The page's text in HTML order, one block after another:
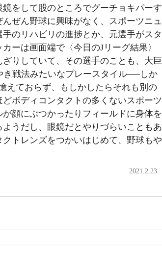
をして股のところでグーチョキパーす
ぜん野球に興味がなく、スポーツニュ
のリハビリの進捗とか、元選手がスタ
ーは画面端で〈今日のJリーグ結果〉
りしていて、その選手のことも、大巨
き戦法みたいなプレースタイル──しか
えておらず、もしかしたらそれも別の
ボディコンタクトの多くないスポーツ
顔にぶつかったりフィールドに身体を
うだし、眼鏡だとやりづらいこともあ
トレンズをつかいはじめて、野球もや
2021.2.23